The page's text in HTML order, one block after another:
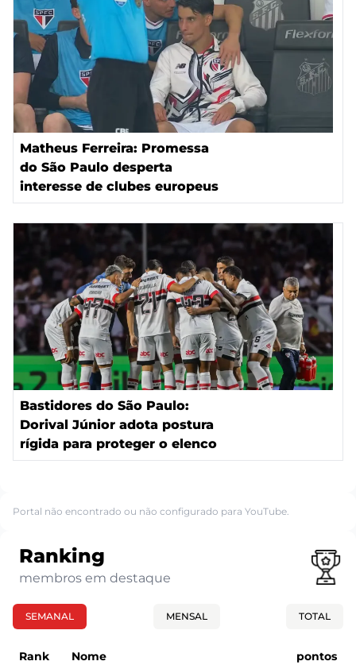
Matheus Ferreira: Promessa
do São Paulo desperta
interesse de clubes europeus
Bastidores do São Paulo:
Dorival Júnior adota postura
rígida para proteger o elenco
Portal não encontrado ou não configurado para YouTube.
Ranking
membros em destaque
SEMANAL MENSAL TOTAL
Rank Nome pontos